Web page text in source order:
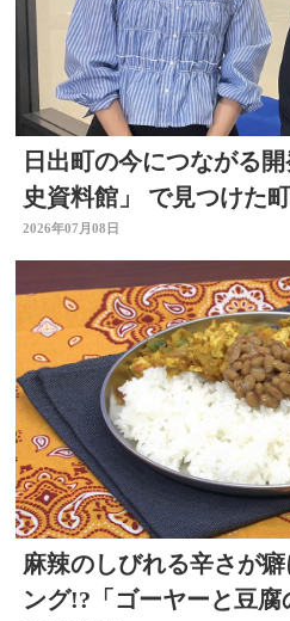
日出町の今につながる
史資料館」 で見つけた
2026年07月08日
麻辣のしびれる辛さが
ング!?「ゴーヤーと豆